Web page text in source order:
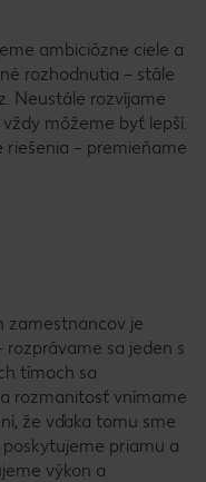
ambiciózne ciele a
rozhodnutia – stále
Neustále rozvíjame
môžeme byť lepší.
– premieňame
zamestnancov je
sa jeden s
tímoch sa
rozmanitosť vnímame
že vďaka tomu sme
priamu a
výkon a